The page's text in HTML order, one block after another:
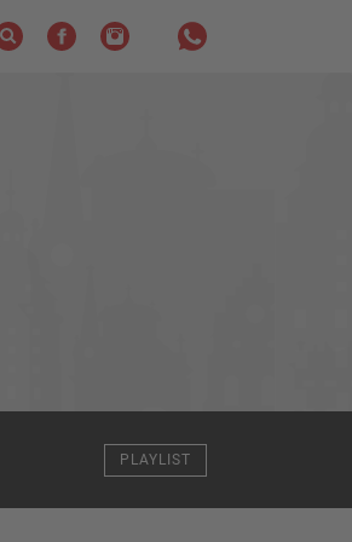
PLAYLIST